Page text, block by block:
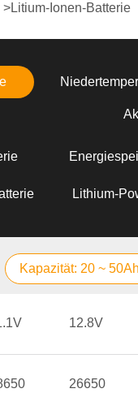
>Litium-Ionen-Batterie
Lithium-
Kapazität: 20 ~ 50Ah
12.8V
26650